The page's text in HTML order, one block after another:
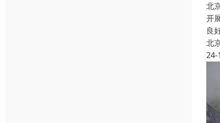
北
开
良
北
24-